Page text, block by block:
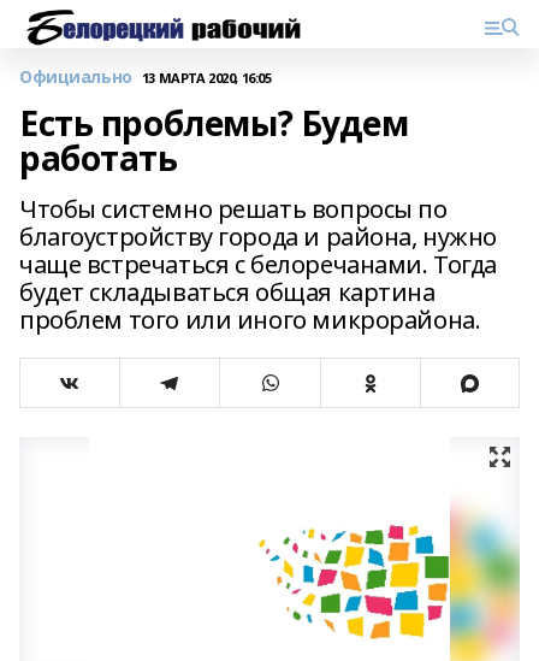
Официально 13 МАРТА 2020, 16:05
Есть проблемы? Будем
работать
Чтобы системно решать вопросы по
благоустройству города и района, нужно
чаще встречаться с белоречанами. Тогда
будет складываться общая картина
проблем того или иного микрорайона.